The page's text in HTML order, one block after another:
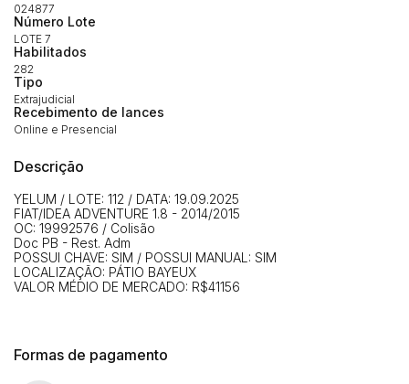
024877
Número Lote
LOTE 7
Habilitados
282
Tipo
Extrajudicial
Recebimento de lances
Online e Presencial
Descrição
YELUM / LOTE: 112 / DATA: 19.09.2025
FIAT/IDEA ADVENTURE 1.8 - 2014/2015
OC: 19992576 / Colisão
Doc PB - Rest. Adm
POSSUI CHAVE: SIM / POSSUI MANUAL: SIM
LOCALIZAÇÃO: PÁTIO BAYEUX
VALOR MÉDIO DE MERCADO: R$41156
Formas de pagamento
Clique aqui para fazer login